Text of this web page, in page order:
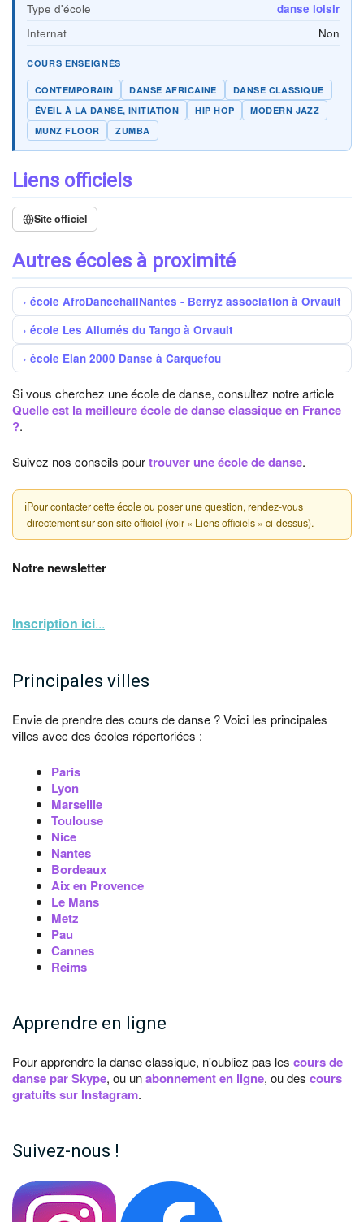
Type d'école
danse loisir
Internat
Non
COURS ENSEIGNÉS
CONTEMPORAIN DANSE AFRICAINE
DANSE CLASSIQUE
ÉVEIL À LA DANSE, INITIATION
HIP HOP
MODERN JAZZ
MUNZ FLOOR
ZUMBA
Liens officiels
Site officiel
Autres écoles à proximité
école AfroDancehallNantes - Berryz association à Orvault
école Les Allumés du Tango à Orvault
école Elan 2000 Danse à Carquefou
Si vous cherchez une école de danse, consultez notre article
Quelle est la meilleure école de danse classique en France
?.
Suivez nos conseils pourtrouver une école de danse.
ℹPour contacter cette école ou poser une question, rendez-vous
directement sur son site officiel (voir « Liens officiels » ci-dessus).
Notre newsletter
Inscription ici...
Principales villes
Envie de prendre des cours de danse ? Voici les principales
villes avec des écoles répertoriées :
Paris
Lyon
Marseille
Toulouse
Nice
Nantes
Bordeaux
Aix en Provence
Le Mans
Metz
Pau
Cannes
Reims
Apprendre en ligne
Pour apprendre la danse classique, n'oubliez pas les cours de
danse par Skype, ou unabonnement en ligne, ou des cours
gratuits sur Instagram.
Suivez-nous !